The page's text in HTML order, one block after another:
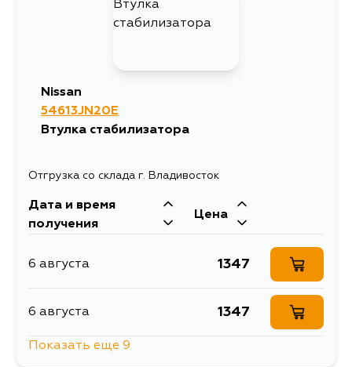
Nissan
54613JN20E
Втулка стабилизатора
Отгрузка со склада г. Владивосток
Дата и время
получения
Цена
6 августа 1347
6 августа 1347
Показать еще 9